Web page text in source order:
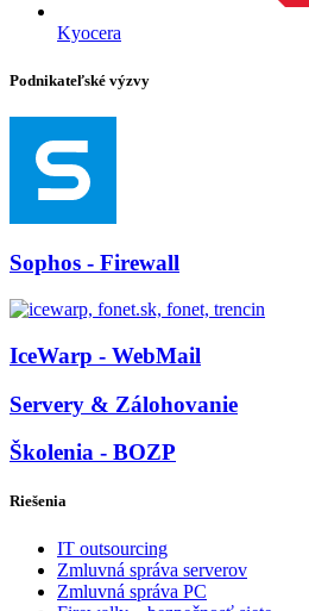
Kyocera
Podnikateľské výzvy
Sophos - Firewall
IceWarp - WebMail
Servery & Zálohovanie
Školenia - BOZP
Riešenia
IT outsourcing
Zmluvná správa serverov
Zmluvná správa PC